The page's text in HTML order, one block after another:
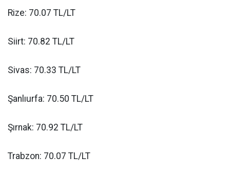
Rize: 70.07 TL/LT
Siirt: 70.82 TL/LT
Sivas: 70.33 TL/LT
Şanlıurfa: 70.50 TL/LT
Şırnak: 70.92 TL/LT
Trabzon: 70.07 TL/LT